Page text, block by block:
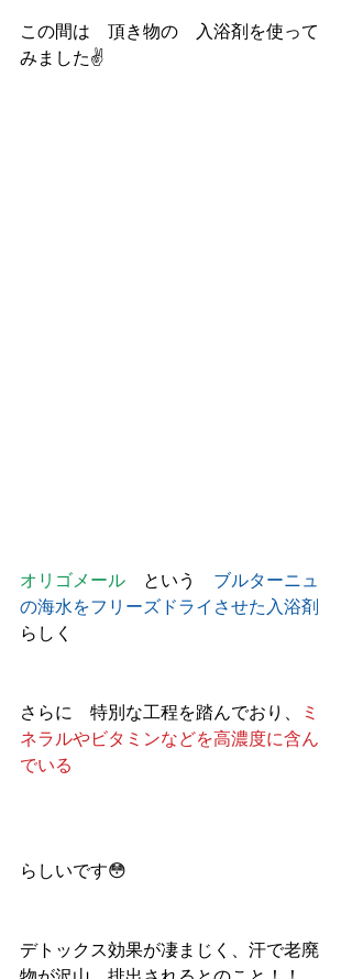
この間は　頂き物の　入浴剤を使って
みました✌️
オリゴメール という ブルターニュ
の海水をフリーズドライさせた入浴剤
らしく
さらに　特別な工程を踏んでおり、
ミ
ネラルやビタミンなどを高濃度に含ん
でいる
らしいです😳
デトックス効果が凄まじく、汗で老廃